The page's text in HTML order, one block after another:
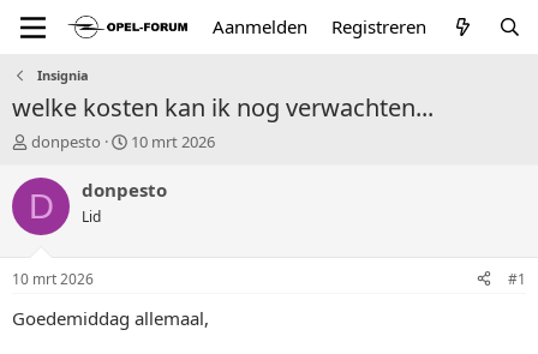
Aanmelden Registreren
Insignia
welke kosten kan ik nog verwachten...
T
p
a
r
donpesto
S
a
u
10 mrt 2026
D donpesto
Lid
10 mrt 2026 #1
Goedemiddag allemaal,